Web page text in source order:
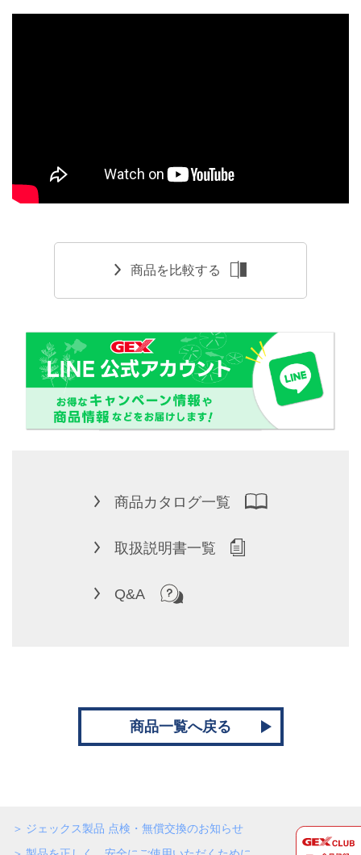
商品を比較する
商品カタログ一覧
取扱説明書一覧
Q&A
商品一覧へ戻る
ジェックス製品 点検・無償交換のお知らせ